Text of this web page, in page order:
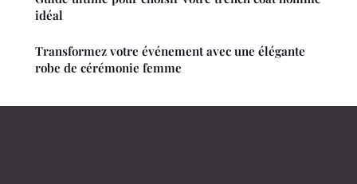
idéal
Transformez votre événement avec une élégante
robe de cérémonie femme